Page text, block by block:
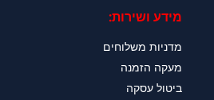
מידע ושירות:
מדניות משלוחים
מעקה הזמנה
ביטול עסקה